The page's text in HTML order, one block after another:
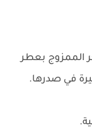
الممزوج بعطر
في صدرها.